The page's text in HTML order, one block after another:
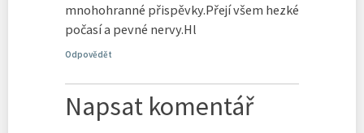
mnohohranné přispěvky.Přejí všem hezké
počasí a pevné nervy.Hl
Odpovědět
Napsat komentář